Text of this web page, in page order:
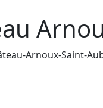
Arnoux-Saint-